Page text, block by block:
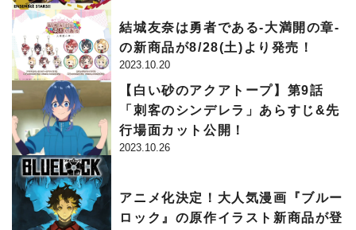
結城友奈は勇者である-大満開の章-
の新商品が8/28(土)より発売！
2023.10.20
【白い砂のアクアトープ】第9話
「刺客のシンデレラ」あらすじ&先
行場面カット公開！
2023.10.26
アニメ化決定！大人気漫画『ブルー
ロック』の原作イラスト新商品が登